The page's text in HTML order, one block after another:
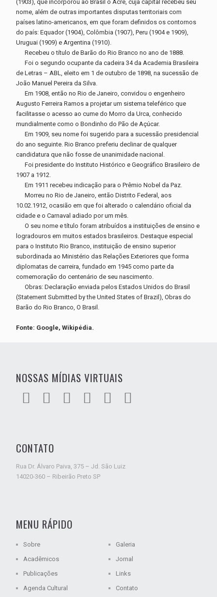
(1903), que incorporou ao Brasil o Acre, cuja capital recebeu seu
nome, além de outras importantes disputas territoriais com
países latino-americanos, em que foram definidos os contornos
do país: Equador (1904), Colômbia (1907), Peru (1904 e 1909),
Uruguai (1909) e Argentina (1910).
Recebeu o título de Barão do Rio Branco no ano de 1888.
Foi o segundo ocupante da cadeira 34 da Academia Brasileira
de Letras – ABL, eleito em 1 de outubro de 1898, na sucessão de
João Manuel Pereira da Silva.
Em 1908, então no Rio de Janeiro, convidou o engenheiro
Augusto Ferreira Ramos a projetar um sistema teleférico que
facilitasse o acesso ao cume do Morro da Urca, conhecido
mundialmente como o Bondinho do Pão de Açúcar.
Em 1909, seu nome foi sugerido para a sucessão presidencial
do ano seguinte. Rio Branco preferiu declinar de qualquer
candidatura que não fosse de unanimidade nacional.
Foi presidente do Instituto Histórico e Geográfico Brasileiro de
1907 a 1912.
Em 1911 recebeu indicação para o Prêmio Nobel da Paz.
Morreu no Rio de Janeiro, então Distrito Federal, aos
10.02.1912, ocasião em que foi alterado o calendário oficial da
cidade e o Carnaval adiado por um mês.
O seu nome e título foram atribuídos a instituições de ensino e
logradouros em muitos estados brasileiros. Destaque especial
para o Instituto Rio Branco, instituição de ensino superior
subordinada ao Ministério das Relações Exteriores que forma
diplomatas de carreira, fundado em 1945 como parte da
comemoração do centenário de seu nascimento.
Obras: Declaração enviada pelos Estados Unidos do Brasil
(Statement Submitted by the United States of Brazil), Obras do
Barão do Rio Branco, O Brasil.
Fonte: Google, Wikipédia.
NOSSAS MÍDIAS VIRTUAIS
CONTATO
Rua Dr. Álvaro Paiva, 375 – Jd. São Luiz
14020-360 – Ribeirão Preto SP
MENU RÁPIDO
Sobre
Acadêmicos
Publicações
Agenda Cultural
Galeria
Jornal
Links
Contato